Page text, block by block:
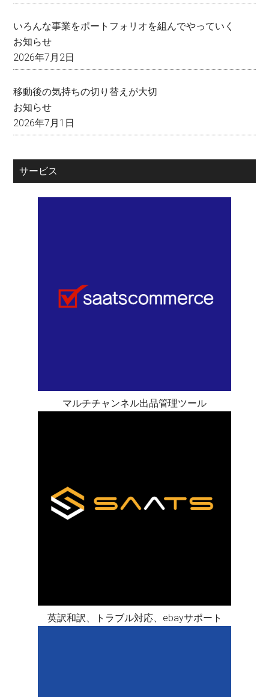
いろんな事業をポートフォリオを組んでやっていく
お知らせ
2026年7月2日
移動後の気持ちの切り替えが大切
お知らせ
2026年7月1日
サービス
マルチチャンネル出品管理ツール
英訳和訳、トラブル対応、ebayサポート